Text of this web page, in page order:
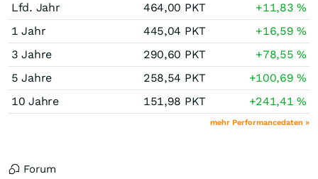
Lfd. Jahr
464,00 PKT +11,83%
1 Jahr
445,04 PKT +16,59%
3 Jahre
290,60 PKT +78,55%
5 Jahre
258,54 PKT +100,69%
10 Jahre
151,98 PKT +241,41%
mehr Performancedaten »
Forum